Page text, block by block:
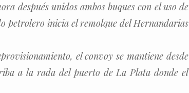
después unidos ambos buques con el uso de
petrolero inicia el remolque del Hernandarias
el convoy se mantiene desde
a la rada del puerto de La Plata donde el